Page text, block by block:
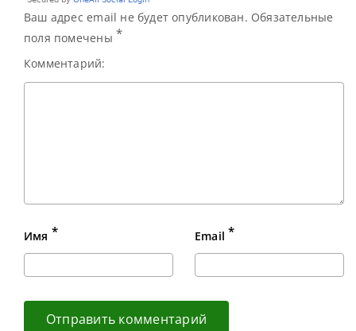
Ваш адрес email не будет опубликован. Обязательные
поля помечены *
Комментарий:
Имя * Email *